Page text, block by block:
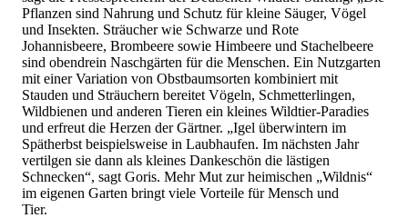
Pflanzen sind Nahrung und Schutz für kleine Säuger, Vögel
und Insekten. Sträucher wie Schwarze und Rote
Johannisbeere, Brombeere sowie Himbeere und Stachelbeere
sind obendrein Naschgärten für die Menschen. Ein Nutzgarten
mit einer Variation von Obstbaumsorten kombiniert mit
Stauden und Sträuchern bereitet Vögeln, Schmetterlingen,
Wildbienen und anderen Tieren ein kleines Wildtier-Paradies
und erfreut die Herzen der Gärtner. „Igel überwintern im
Spätherbst beispielsweise in Laubhaufen. Im nächsten Jahr
vertilgen sie dann als kleines Dankeschön die lästigen
Schnecken“, sagt Goris. Mehr Mut zur heimischen „Wildnis“
im eigenen Garten bringt viele Vorteile für Mensch und
Tier.